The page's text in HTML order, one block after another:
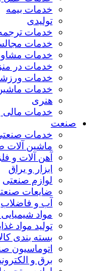
خدمات بیمه
تولیدی
خدمات
خدمات
خدمات
خدمات در
خدمات
خدمات
هنری
خدمات مالی
صنعت
خدمات
ماشین آلات
آهن آلات و
ابزار و یراق
لوازم صنعتی
ضایعات
آب و فاضلاب
مواد
تولید مواد
بسته بندی
اتوماسیون
برق و